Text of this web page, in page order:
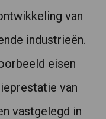
van
industrieën.
eisen
van
vastgelegd in